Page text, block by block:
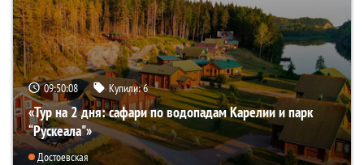
09:50:07 Купили:6
«Тур на 2 дня: сафари по водопадам Карелии и парк
“Рускеала"»
Достоевская